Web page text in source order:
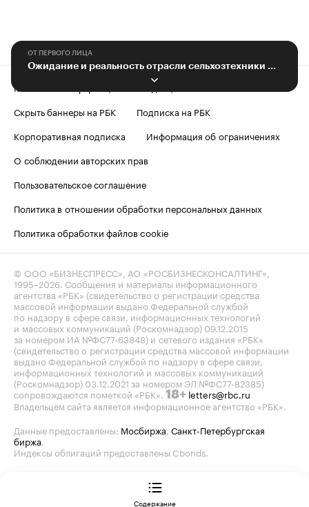
ОТ ПЕРВОГО ЛИЦА
Контактная информация
Редакция
Скрыть баннеры на РБК
Подписка на РБК
Корпоративная подписка
Информация об ограничениях
О соблюдении авторских прав
Пользовательское соглашение
Политика в отношении обработки персональных данных
Политика обработки файлов cookie
© ООО «БИЗНЕСПРЕСС», АО «РОСБИЗНЕСКОНСАЛТИНГ»,
1995–2026 . Сообщения и материалы информационного
агентства «РБК» (свидетельство о регистрации средства
массовой информации выдано Федеральной службой
по надзору в сфере связи, информационных технологий
и массовых коммуникаций (Роскомнадзор) 09.12.2015
за номером ИА №ФС77-63848) и сетевого издания «РБК»
(свидетельство о регистрации средства массовой информации
выдано Федеральной службой по надзору в сфере связи,
информационных технологий и массовых коммуникаций
(Роскомнадзор) 03.12.2021 за номером ЭЛ №ФС77-82385)
сопровождаются пометкой «РБК». 18+ letters@rbc.ru
Владельцем сайта является информационное агентство «РБК».
Данные предоставлены: Мосбиржа Санкт-Петербургская
биржа
Индексы облигаций предоставлены Cbonds.
Содержание